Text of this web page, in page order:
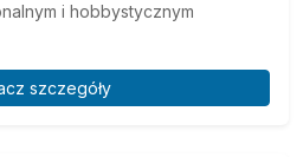
i hobbystycznym
szczegóły